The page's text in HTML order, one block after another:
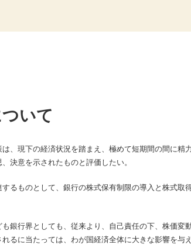
いて
、現下の経済状況を踏まえ、極めて短期間の間に精
決意を示されたものと評価したい。
るものとして、銀行の株式保有制限の導入と株式取
銀行界としても、従来より、自己責任の下、株価変
るに当たっては、わが国経済全体に大きな影響を与